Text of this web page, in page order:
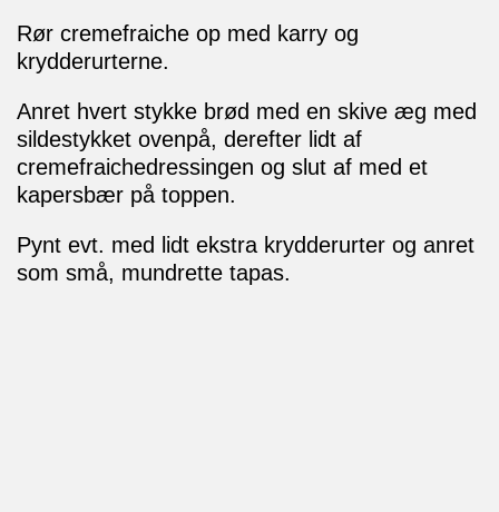
Rør cremefraiche op med karry og
krydderurterne.
Anret hvert stykke brød med en skive æg med
sildestykket ovenpå, derefter lidt af
cremefraichedressingen og slut af med et
kapersbær på toppen.
Pynt evt. med lidt ekstra krydderurter og anret
som små, mundrette tapas.